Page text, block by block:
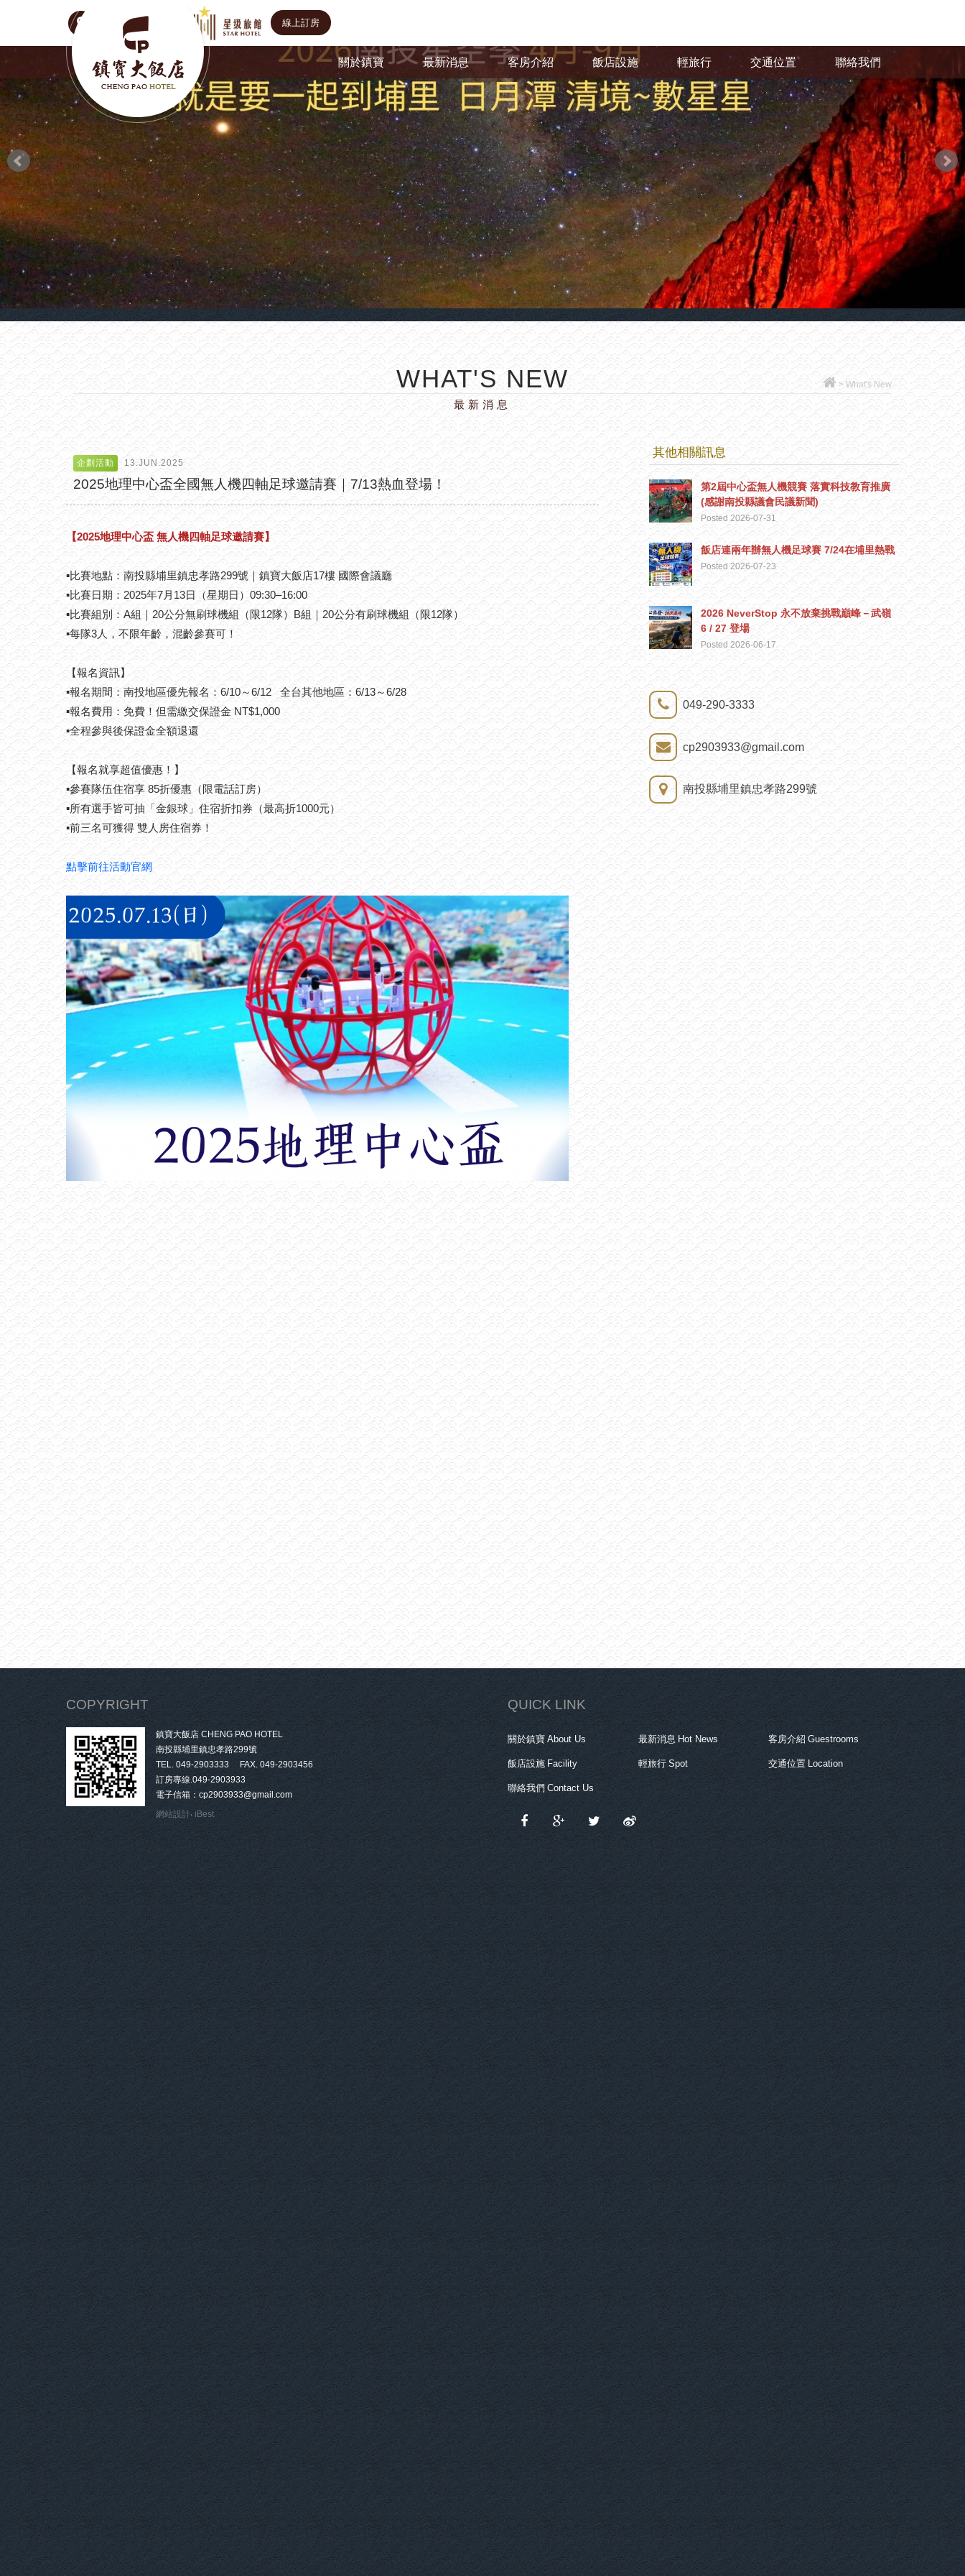
Select Language 線上訂房
關於鎮寶 最新消息 客房介紹 飯店設施 輕旅行 交通位置 聯絡我們
WHAT'S NEW
最新消息
> What's New
企劃活動 13.JUN.2025
2025地理中心盃全國無人機四軸足球邀請賽｜7/13熱血登場！
【2025地理中心盃 無人機四軸足球邀請賽】
▪比賽地點：南投縣埔里鎮忠孝路299號｜鎮寶大飯店17樓 國際會議廳
▪比賽日期：2025年7月13日（星期日）09:30–16:00
▪比賽組別：A組｜20公分無刷球機組（限12隊）B組｜20公分有刷球機組（限12隊）
▪每隊3人，不限年齡，混齡參賽可！
【報名資訊】
▪報名期間：南投地區優先報名：6/10～6/12 全台其他地區：6/13～6/28
▪報名費用：免費！但需繳交保證金 NT$1,000
▪全程參與後保證金全額退還
【報名就享超值優惠！】
▪參賽隊伍住宿享 85折優惠（限電話訂房）
▪所有選手皆可抽「金銀球」住宿折扣券（最高折1000元）
▪前三名可獲得 雙人房住宿券！
點擊前往活動官網
其他相關訊息
第2屆中心盃無人機競賽 落實科技教育推廣
(感謝南投縣議會民議新聞)
Posted 2026-07-31
飯店連兩年辦無人機足球賽 7/24在埔里熱戰
Posted 2026-07-23
2026 NeverStop 永不放棄挑戰巔峰－武嶺
6 / 27 登場
Posted 2026-06-17
049-290-3333
cp2903933@gmail.com
南投縣埔里鎮忠孝路299號
COPYRIGHT
鎮寶大飯店 CHENG PAO HOTEL
南投縣埔里鎮忠孝路299號
TEL. 049-2903333 FAX. 049-2903456
訂房專線.049-2903933
電子信箱：cp2903933@gmail.com
網站設計‧ iBest
QUICK LINK
關於鎮寶 About Us 最新消息 Hot News 客房介紹 Guestrooms
飯店設施 Facility 輕旅行 Spot 交通位置 Location
聯絡我們 Contact Us